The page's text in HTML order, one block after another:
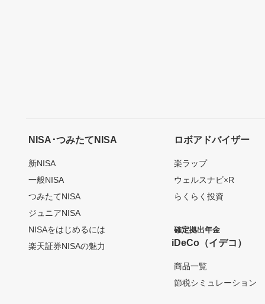
NISA･つみたてNISA
新NISA
一般NISA
つみたてNISA
ジュニアNISA
NISAをはじめるには
楽天証券NISAの魅力
ロボアドバイザー
楽ラップ
ウェルスナビ×R
らくらく投資
確定拠出年金
iDeCo（イデコ）
商品一覧
節税シミュレーション